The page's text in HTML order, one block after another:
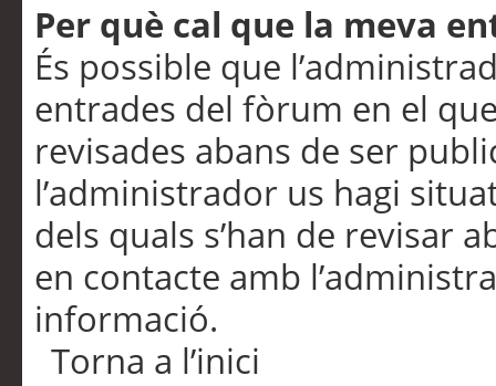
Per què cal que la meva
És possible que
entrades del fòrum en el
revisades abans de ser
l’administrador us hagi
dels quals s’han de revisar
en contacte amb
informació.
Torna a l’inici